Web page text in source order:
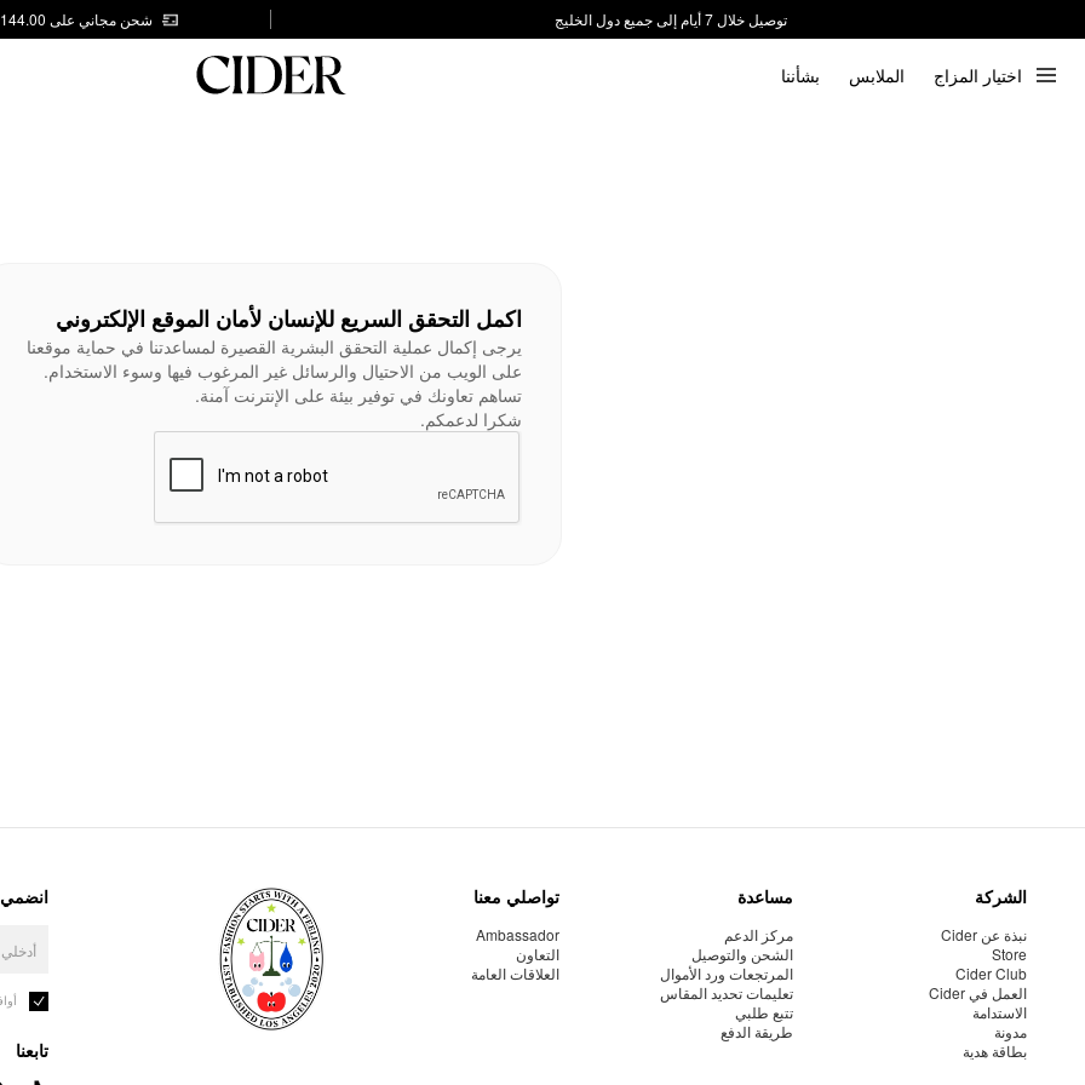
توصيل خلال 7 أيام إلى جميع دول الخليج
شحن مجاني على AED 144.00
اختيار المزاج الملابس بشأننا
اكمل التحقق السريع للإنسان لأمان الموقع الإلكتروني
يرجى إكمال عملية التحقق البشرية القصيرة لمساعدتنا في حماية موقعنا
على الويب من الاحتيال والرسائل غير المرغوب فيها وسوء الاستخدام.
تساهم تعاونك في توفير بيئة على الإنترنت آمنة.
شكرا لدعمكم.
الشركة
نبذة عن Cider
Store
Cider Club
العمل في Cider
الاستدامة
مدونة
بطاقة هدية
مساعدة
مركز الدعم
الشحن والتوصيل
المرتجعات ورد الأموال
تعليمات تحديد المقاس
تتبع طلبي
طريقة الدفع
تواصلي معنا
Ambassador
التعاون
العلاقات العامة
انضمي
تابعنا